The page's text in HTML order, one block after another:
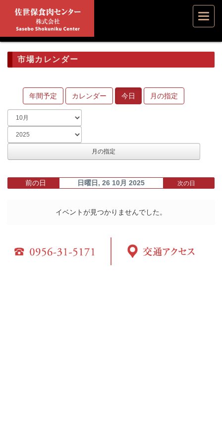
市場カレンダー
年間予定 カレンダー 今日 月の指定
月の指定
前の日 日曜日, 26 10月 2025 次の日
イベントが見つかりませんでした。